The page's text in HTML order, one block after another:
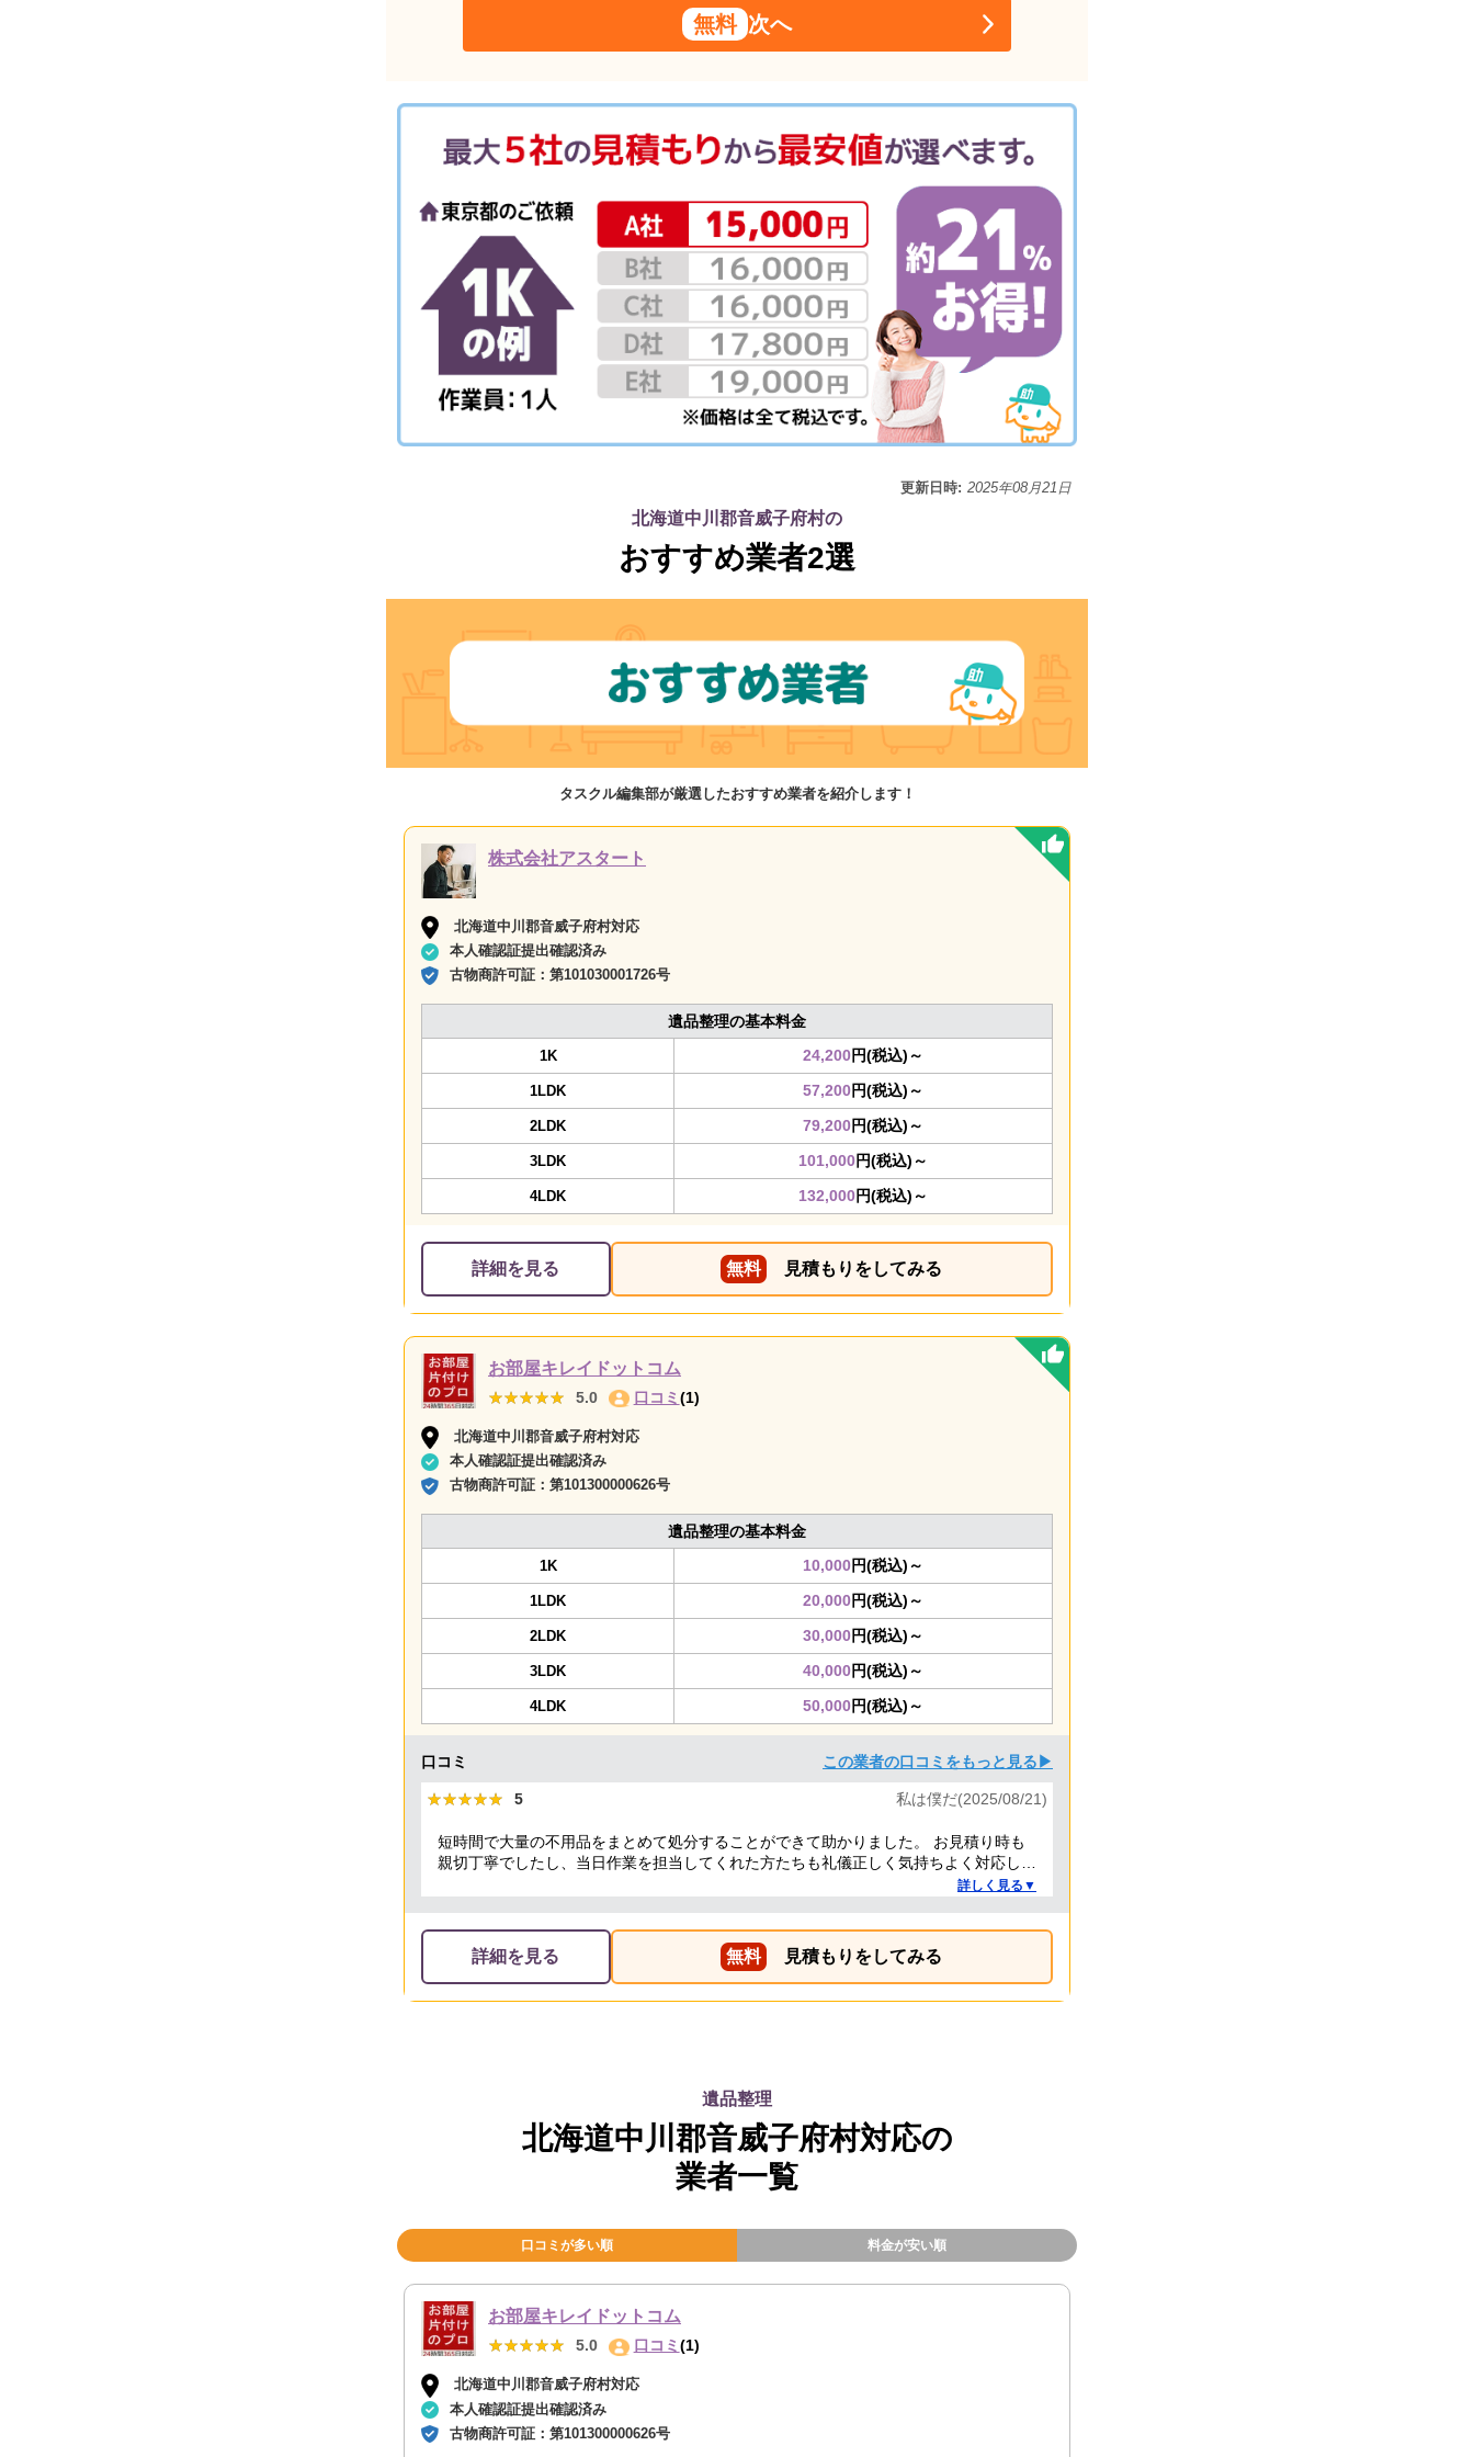
無料 次へ
更新日時: 2025年08月21日
北海道中川郡音威子府村の
おすすめ業者2選
タスクル編集部が厳選したおすすめ業者を紹介します！
株式会社アスタート
北海道中川郡音威子府村対応
本人確認証提出確認済み
古物商許可証： 第101030001726号
遺品整理の基本料金
1K 24,200円(税込)～
1LDK 57,200円(税込)～
2LDK 79,200円(税込)～
3LDK 101,000円(税込)～
4LDK 132,000円(税込)～
詳細を見る 無料 見積もりをしてみる
お部屋キレイドットコム
★★★★★
★★★★★ 5.0 口コミ (1)
北海道中川郡音威子府村対応
本人確認証提出確認済み
古物商許可証： 第101300000626号
遺品整理の基本料金
1K 10,000円(税込)～
1LDK 20,000円(税込)～
2LDK 30,000円(税込)～
3LDK 40,000円(税込)～
4LDK 50,000円(税込)～
口コミ この業者の口コミをもっと見る▶
★★★★★
★★★★★ 5 私は僕だ(2025/08/21)
短時間で大量の不用品をまとめて処分することができて助かりました。 お見積り時も
親切丁寧でしたし、当日作業を担当してくれた方たちも礼儀正しく気持ちよく対応して
詳しく見る▼
詳細を見る 無料 見積もりをしてみる
遺品整理
北海道中川郡音威子府村対応の
業者一覧
口コミが多い順 料金が安い順
お部屋キレイドットコム
★★★★★
★★★★★ 5.0 口コミ(1)
北海道中川郡音威子府村対応
本人確認証提出確認済み
古物商許可証： 第101300000626号